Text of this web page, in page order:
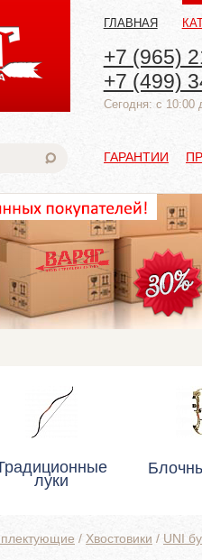
ГЛАВНАЯ
+7 (965)
+7 (499)
Cегодня: с 10:00
ГАРАНТИИ
луки
/ Хвостовики / UNI